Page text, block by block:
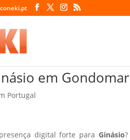
em Gondomar
Portugal
digital forte para Ginásio